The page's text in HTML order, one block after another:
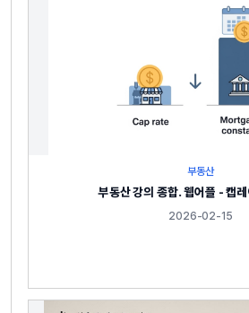
부동산
부동산 강의 종합. 웹어플 - 캡레
2026-02-15